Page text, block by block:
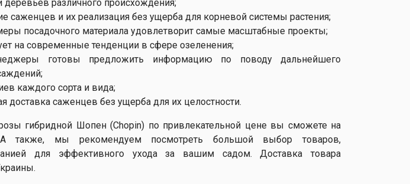
различного происхождения;
саженцев и их реализация без ущерба для корневой системы растения;
посадочного материала удовлетворит самые масштабные проекты;
на современные тенденции в сфере озеленения;
готовы предложить информацию по поводу дальнейшего
каждого сорта и вида;
доставка саженцев без ущерба для их целостности.
гибридной Шопен (Chopin) по привлекательной цене вы сможете на
А также, мы рекомендуем посмотреть большой выбор товаров,
для эффективного ухода за вашим садом. Доставка товара